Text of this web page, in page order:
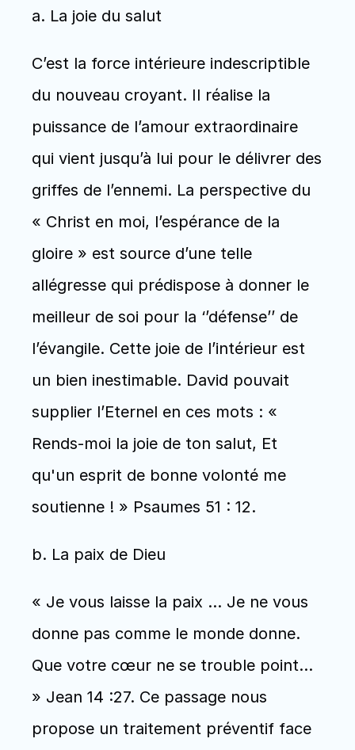
a. La joie du salut
C’est la force intérieure indescriptible
du nouveau croyant. Il réalise la
puissance de l’amour extraordinaire
qui vient jusqu’à lui pour le délivrer des
griffes de l’ennemi. La perspective du
« Christ en moi, l’espérance de la
gloire » est source d’une telle
allégresse qui prédispose à donner le
meilleur de soi pour la ‘’défense’’ de
l’évangile. Cette joie de l’intérieur est
un bien inestimable. David pouvait
supplier l’Eternel en ces mots : «
Rends-moi la joie de ton salut, Et
qu'un esprit de bonne volonté me
soutienne ! » Psaumes 51 : 12.
b. La paix de Dieu
« Je vous laisse la paix … Je ne vous
donne pas comme le monde donne.
Que votre cœur ne se trouble point...
» Jean 14 :27. Ce passage nous
propose un traitement préventif face